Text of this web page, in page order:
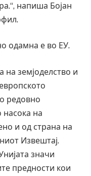
напиша Бојан
одамна е во ЕУ.
на земјоделство и
редовно
на
и од страна на
Извештај.
значи
предности кои